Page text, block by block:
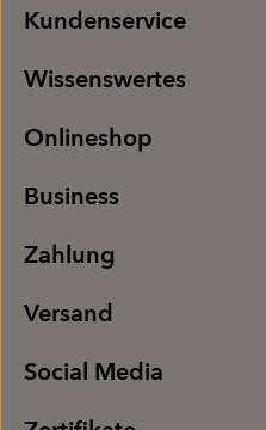
Kundenservice
Wissenswertes
Onlineshop
Business
Zahlung
Versand
Social Media